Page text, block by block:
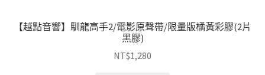
【越點音響】馴龍高手2/電影原聲帶/限量版橘黃彩膠(2片
黑膠)
NT$1,280